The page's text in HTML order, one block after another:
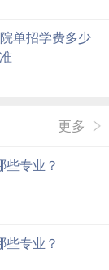
单招学费多少
更多
些专业？
些专业？